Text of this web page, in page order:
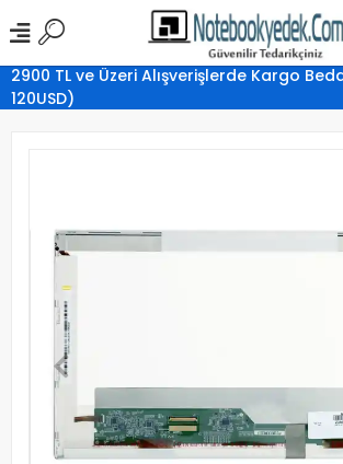
2900 TL ve Üzeri Alışverişlerde Kargo
120USD)